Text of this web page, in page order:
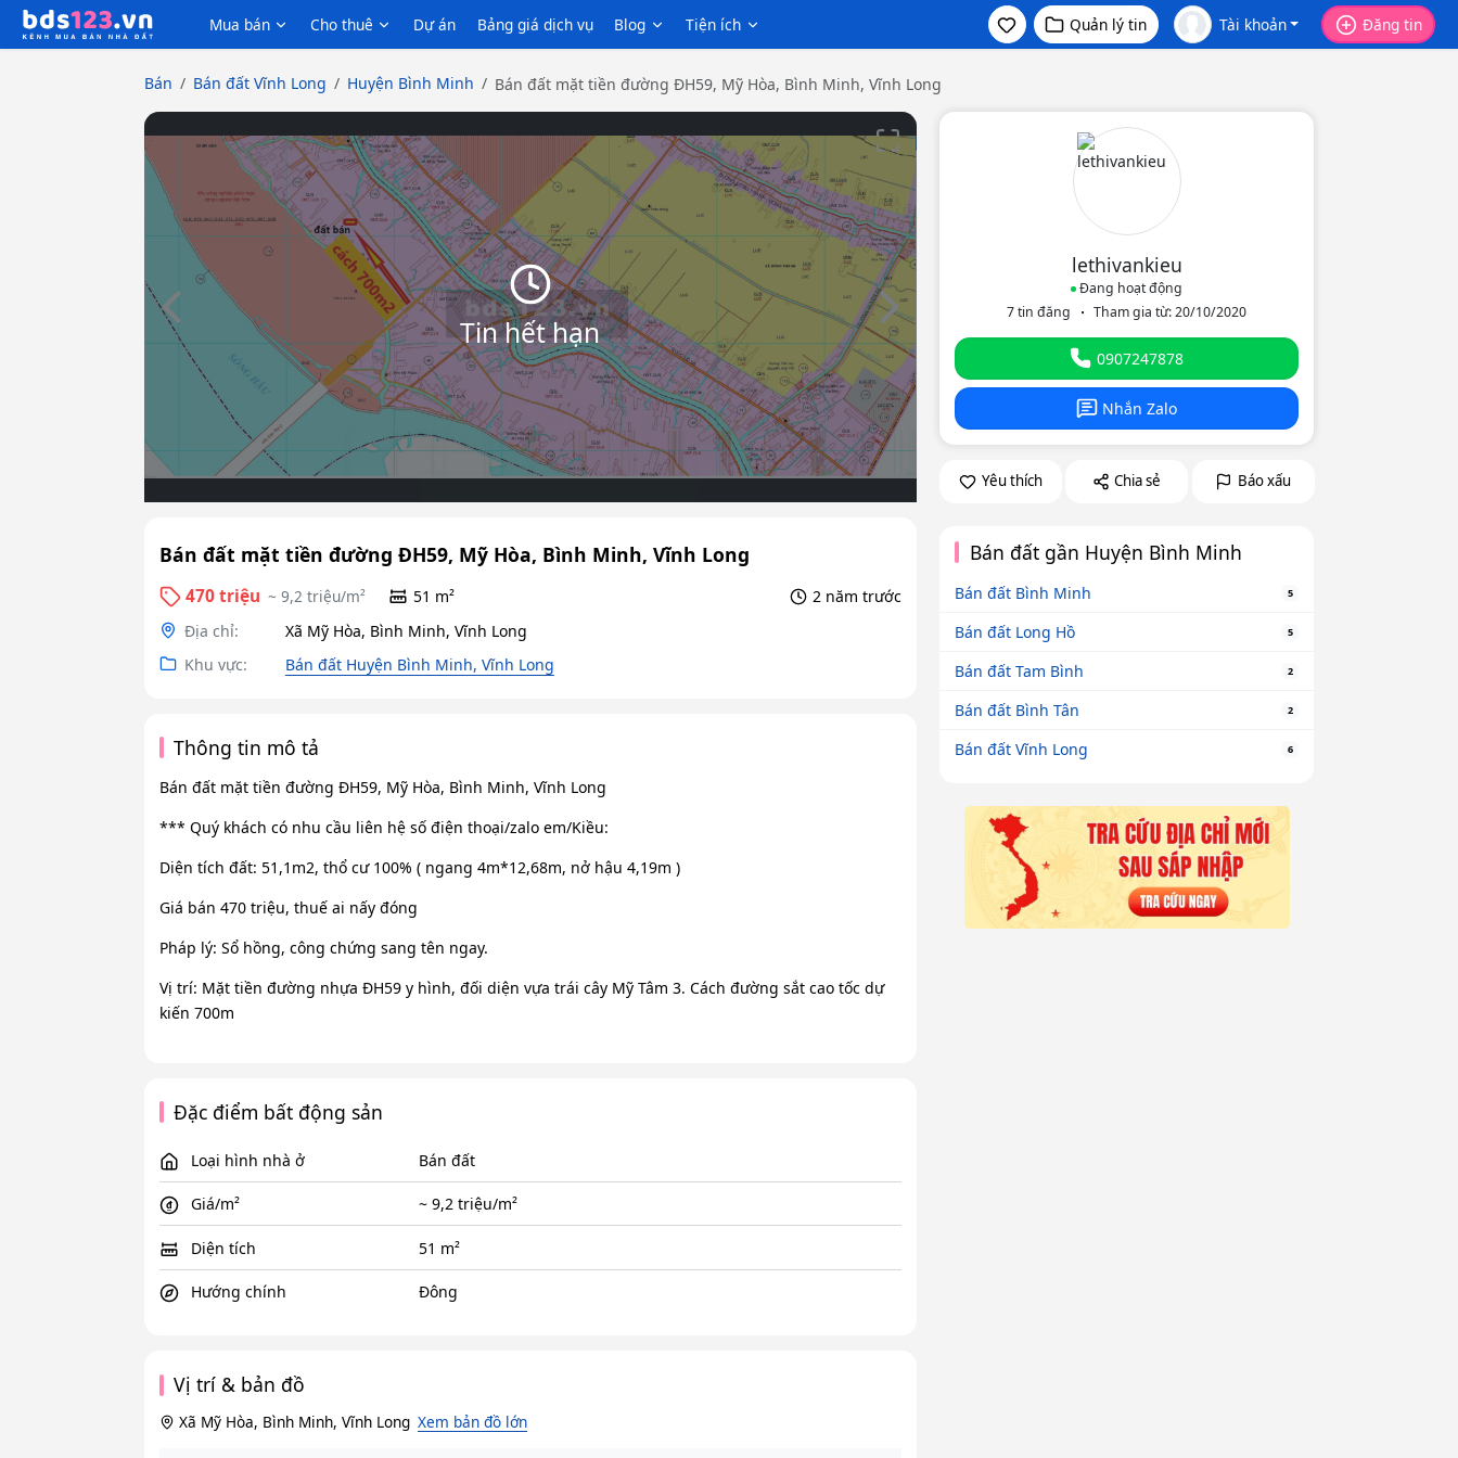
Mua bán Cho thuê Dự án Bảng giá dịch vụ Blog Tiện ích Quản lý tin Tài khoản Đăng tin
Bán Bán đất Vĩnh Long Huyện Bình Minh Bán đất mặt tiền đường ĐH59, Mỹ Hòa, Bình Minh, Vĩnh Long
Tin hết hạn
Slide trước Slide tiếp theo
Bán đất mặt tiền đường ĐH59, Mỹ Hòa, Bình Minh, Vĩnh Long
470 triệu ~ 9,2 triệu/m² 51 m²
2 năm trước
Địa chỉ:
Xã Mỹ Hòa, Bình Minh, Vĩnh Long
Khu vực:
Bán đất Huyện Bình Minh, Vĩnh Long
Thông tin mô tả
Bán đất mặt tiền đường ĐH59, Mỹ Hòa, Bình Minh, Vĩnh Long
*** Quý khách có nhu cầu liên hệ số điện thoại/zalo em/Kiều:
Diện tích đất: 51,1m2, thổ cư 100% ( ngang 4m*12,68m, nở hậu 4,19m )
Giá bán 470 triệu, thuế ai nấy đóng
Pháp lý: Sổ hồng, công chứng sang tên ngay.
Vị trí: Mặt tiền đường nhựa ĐH59 y hình, đối diện vựa trái cây Mỹ Tâm 3. Cách đường sắt cao tốc dự
kiến 700m
Đặc điểm bất động sản
Loại hình nhà ở Bán đất
Giá/m² ~ 9,2 triệu/m²
Diện tích 51 m²
Hướng chính Đông
Vị trí & bản đồ
Xã Mỹ Hòa, Bình Minh, Vĩnh Long Xem bản đồ lớn
lethivankieu
Đang hoạt động
7 tin đăng
Tham gia từ: 20/10/2020
0907247878
Nhắn Zalo
Yêu thích Chia sẻ Báo xấu
Bán đất gần Huyện Bình Minh
Bán đất Bình Minh 5
Bán đất Long Hồ 5
Bán đất Tam Bình 2
Bán đất Bình Tân 2
Bán đất Vĩnh Long 6